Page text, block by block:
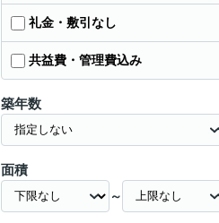
礼金・敷引なし
共益費・管理費込み
築年数
面積
～